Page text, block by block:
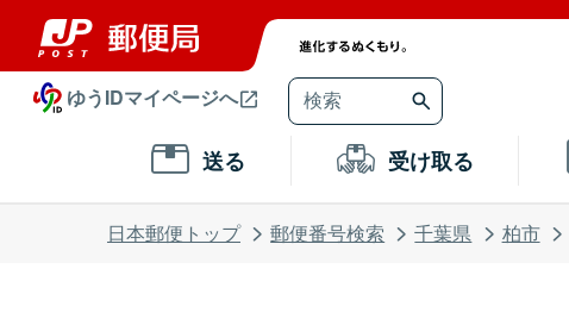
ゆうIDマイページへ
送る 受け取る
日本郵便トップ 郵便番号検索 千葉県 柏市